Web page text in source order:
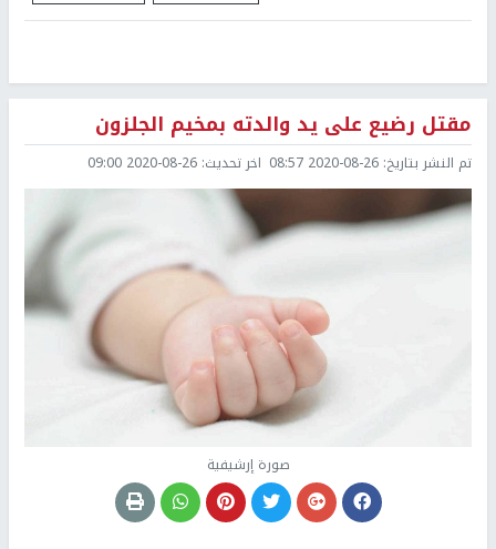
مقتل رضيع على يد والدته بمخيم الجلزون
تم النشر بتاريخ: 2020-08-26 08:57 اخر تحديث: 2020-08-26 09:00
صورة إرشيفية